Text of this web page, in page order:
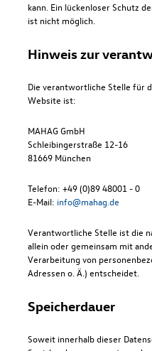
kann. Ein lückenloser Schutz
ist nicht möglich.
Hinweis zur
Die verantwortliche Stelle für
Website ist:
MAHAG GmbH
Schleibingerstraße 12-16
81669 München
Telefon: +49 (0)89 48001 - 0
E-Mail: info@mahag.de
Verantwortliche Stelle ist die
allein oder gemeinsam mit
Verarbeitung von
Adressen o. Ä.) entscheidet.
Speicherdauer
Soweit innerhalb dieser